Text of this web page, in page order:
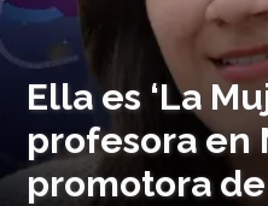
Ella es ‘La
profesora en
promotora